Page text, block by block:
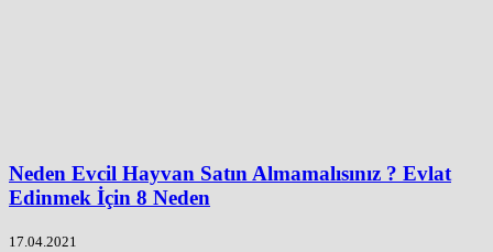
Neden Evcil Hayvan Satın Almamalısınız ? Evlat
Edinmek İçin 8 Neden
17.04.2021